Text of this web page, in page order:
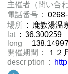
主催者（問い合
電話番号 :
場所 : 鹿教湯温
lat : 36.300259
long : 138.14997
開催期間
: １２
description :